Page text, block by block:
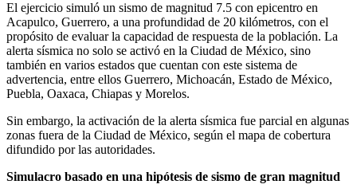
El ejercicio simuló un sismo de magnitud 7.5 con epicentro en
Acapulco, Guerrero, a una profundidad de 20 kilómetros, con el
propósito de evaluar la capacidad de respuesta de la población. La
alerta sísmica no solo se activó en la Ciudad de México, sino
también en varios estados que cuentan con este sistema de
advertencia, entre ellos Guerrero, Michoacán, Estado de México,
Puebla, Oaxaca, Chiapas y Morelos.
Sin embargo, la activación de la alerta sísmica fue parcial en algunas
zonas fuera de la Ciudad de México, según el mapa de cobertura
difundido por las autoridades.
Simulacro basado en una hipótesis de sismo de gran magnitud